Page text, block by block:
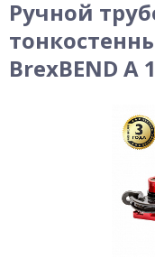
Ручной
BrexBEND A